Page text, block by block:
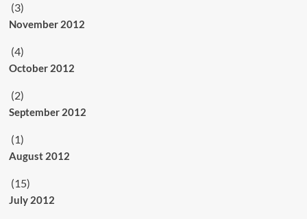
(3)
November 2012
(4)
October 2012
(2)
September 2012
(1)
August 2012
(15)
July 2012